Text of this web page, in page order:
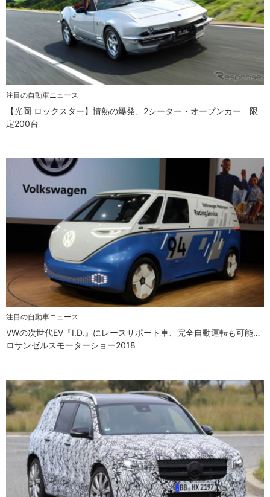
注目の自動車ニュース
【光岡 ロックスター】情熱の爆発、2シーター・オープンカー 限
定200台
注目の自動車ニュース
VWの次世代EV『I.D.』にレースサポート車、完全自動運転も可能…
ロサンゼルスモーターショー2018